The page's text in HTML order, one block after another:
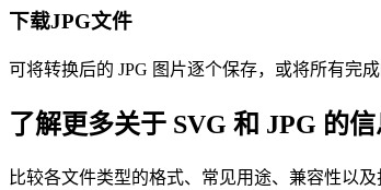
下载JPG文件
可将转换后的 JPG 图片逐个保存，或将所有完
了解更多关于 SVG 和 JPG 的
比较各文件类型的格式、常见用途、兼容性以及